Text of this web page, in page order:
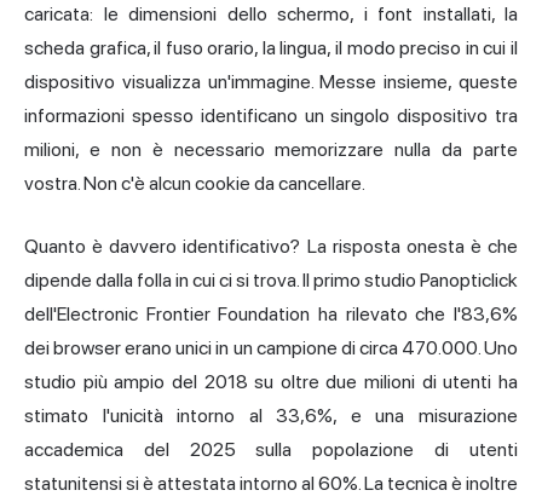
caricata: le dimensioni dello schermo, i font installati, la
scheda grafica, il fuso orario, la lingua, il modo preciso in cui il
dispositivo visualizza un'immagine. Messe insieme, queste
informazioni spesso identificano un singolo dispositivo tra
milioni, e non è necessario memorizzare nulla da parte
vostra. Non c'è alcun cookie da cancellare.
Quanto è davvero identificativo? La risposta onesta è che
dipende dalla folla in cui ci si trova. Il primo studio Panopticlick
dell'Electronic Frontier Foundation ha rilevato che l'83,6%
dei browser erano unici in un campione di circa 470.000. Uno
studio più ampio del 2018 su oltre due milioni di utenti ha
stimato l'unicità intorno al 33,6%, e una misurazione
accademica del 2025 sulla popolazione di utenti
statunitensi si è attestata intorno al 60%. La tecnica è inoltre